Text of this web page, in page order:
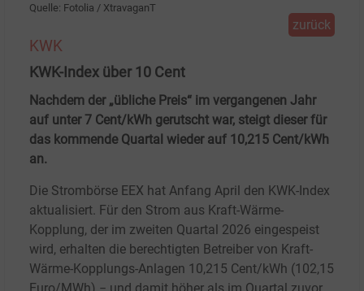
Quelle: Fotolia / XtravaganT
zurück
KWK
KWK-Index über 10 Cent
Nachdem der „übliche Preis“ im vergangenen Jahr
auf unter 7 Cent/kWh gerutscht war, steigt dieser für
das kommende Quartal wieder auf 10,215 Cent/kWh
an.
Die Strombörse EEX hat Anfang April den KWK-Index
aktualisiert. Für den Strom aus Kraft-Wärme-
Kopplung, der im zweiten Quartal 2026 eingespeist
wird, erhalten die berechtigten Betreiber von Kraft-
Wärme-Kopplungs-Anlagen 10,215 Cent/kWh (102,15